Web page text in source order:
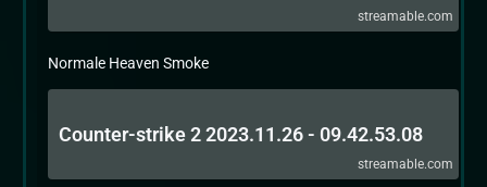
streamable.com
Normale Heaven Smoke
Counter-strike 2 2023.11.26 - 09.42.53.08
streamable.com